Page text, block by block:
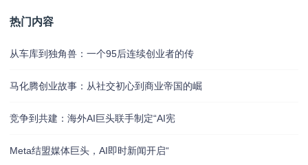
热门内容
从车库到独角兽：一个95后连续创业者的传
马化腾创业故事：从社交初心到商业帝国的崛
竞争到共建：海外AI巨头联手制定“AI宪
Meta结盟媒体巨头，AI即时新闻开启“